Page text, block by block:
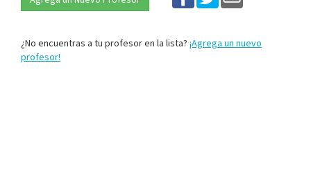
¿No encuentras a tu profesor en la lista? ¡Agrega un nuevo
profesor!